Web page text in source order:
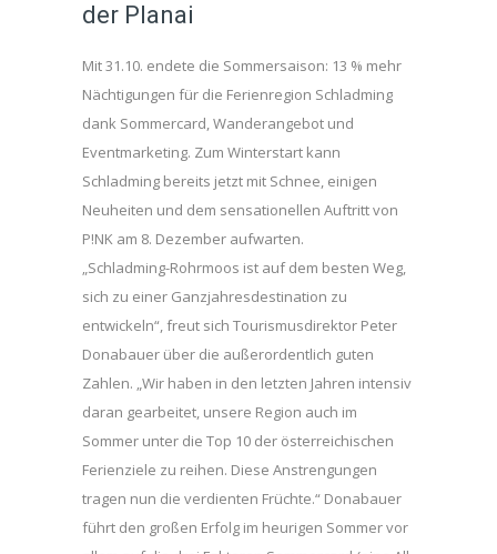
der Planai
Mit 31.10. endete die Sommersaison: 13 % mehr
Nächtigungen für die Ferienregion Schladming
dank Sommercard, Wanderangebot und
Eventmarketing. Zum Winterstart kann
Schladming bereits jetzt mit Schnee, einigen
Neuheiten und dem sensationellen Auftritt von
P!NK am 8. Dezember aufwarten.
„Schladming-Rohrmoos ist auf dem besten Weg,
sich zu einer Ganzjahresdestination zu
entwickeln“, freut sich Tourismusdirektor Peter
Donabauer über die außerordentlich guten
Zahlen. „Wir haben in den letzten Jahren intensiv
daran gearbeitet, unsere Region auch im
Sommer unter die Top 10 der österreichischen
Ferienziele zu reihen. Diese Anstrengungen
tragen nun die verdienten Früchte.“ Donabauer
führt den großen Erfolg im heurigen Sommer vor